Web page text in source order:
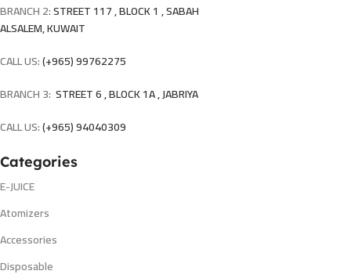
BRANCH 2:STREET 117 , BLOCK 1 , SABAH
ALSALEM, KUWAIT
CALL US:(+965) 99762275
BRANCH 3: STREET 6 , BLOCK 1A , JABRIYA
CALL US:(+965) 94040309
Categories
E-JUICE
Atomizers
Accessories
Disposable